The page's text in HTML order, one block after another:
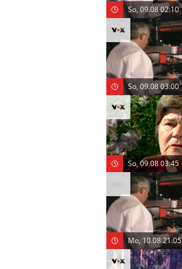
So, 09.08 02:10
So, 09.08 03:00
So, 09.08 03:45
Mo, 10.08 21:05